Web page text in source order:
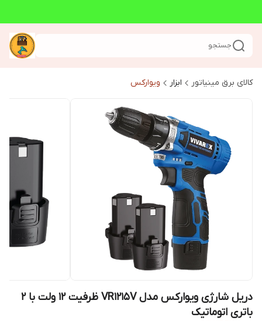
جستجو
کالای برق مینیاتور ابزار ویوارکس
دریل شارژی ویوارکس مدل VR1215V ظرفیت ۱۲ ولت با ۲
باتری اتوماتیک